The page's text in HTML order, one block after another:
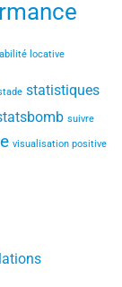
locative
statistiques
suivre
visualisation positive